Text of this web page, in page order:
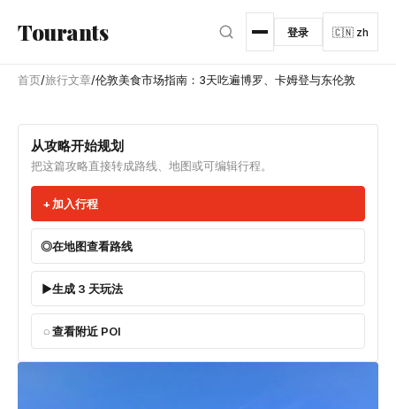
Tourants 登录 🇨🇳 zh
首页/旅行文章/伦敦美食市场指南：3天吃遍博罗、卡姆登与东伦敦
从攻略开始规划
把这篇攻略直接转成路线、地图或可编辑行程。
加入行程
在地图查看路线
生成 3 天玩法
查看附近 POI